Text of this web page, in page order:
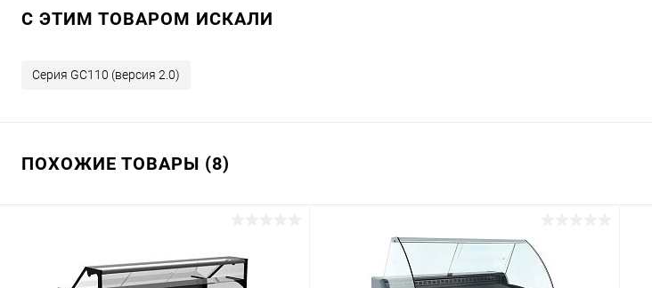
C ЭТИМ ТОВАРОМ ИСКАЛИ
Серия GC110 (версия 2.0)
ПОХОЖИЕ ТОВАРЫ (8)